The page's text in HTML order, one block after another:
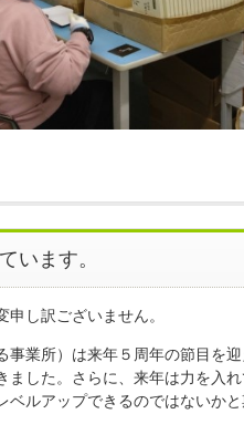
います。
し訳ございません。
業所）は来年５周年の節目を迎
ました。さらに、来年は力を入
ルアップできるのではないか